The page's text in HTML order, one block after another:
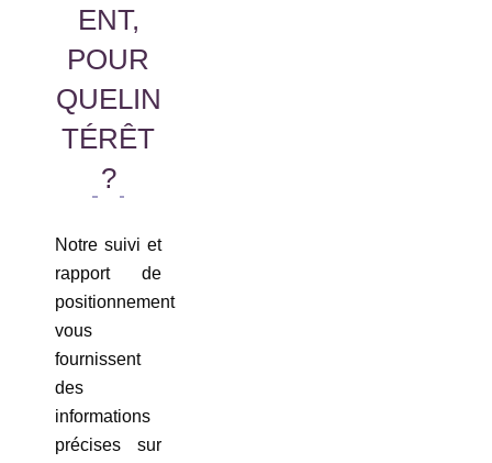
ENT,
POUR
QUELIN
TÉRÊT
?
Notre suivi et
rapport de
positionnement
vous
fournissent
des
informations
précises sur